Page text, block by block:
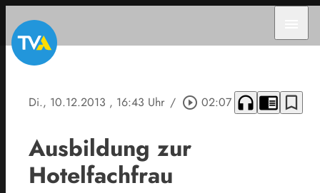
Di., 10.12.2013 , 16:43 Uhr / play_circle_outline 02:07 headphones chrome_reader_mode bookmark_border
Ausbildung zur
Hotelfachfrau